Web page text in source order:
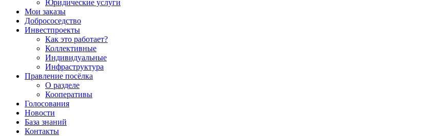
Юридические услуги
Мои заказы
Добрососедство
Инвестпроекты
Как это работает?
Коллективные
Индивидуальные
Инфраструктура
Правление посёлка
О разделе
Кооперативы
Голосования
Новости
База знаний
Контакты